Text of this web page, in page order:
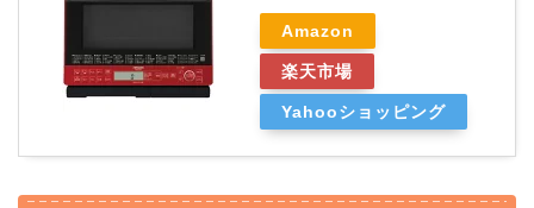
Amazon
楽天市場
Yahooショッピング